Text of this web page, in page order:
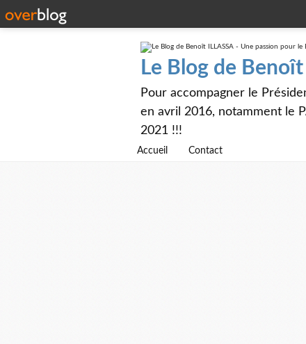
Le Blog de
Pour accompagner le
en avril 2016, notamment le
2021 !!!
Accueil Contact